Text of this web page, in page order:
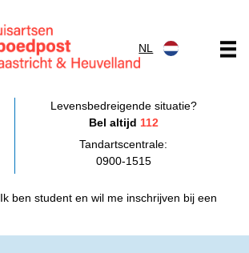
NL
Levensbedreigende situatie?
Bel altijd 112
Tandartscentrale:
0900-1515
Ik ben student en wil me inschrijven bij een